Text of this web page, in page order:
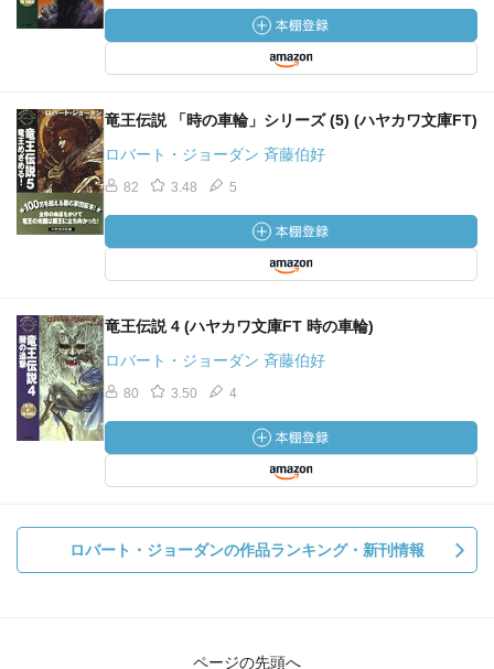
竜王伝説 「時の車輪」シリーズ (5) (ハヤカワ文庫FT)
ロバート・ジョーダン 斉藤伯好
82 3.48 5
竜王伝説 4 (ハヤカワ文庫FT 時の車輪)
ロバート・ジョーダン 斉藤伯好
80 3.50 4
ロバート・ジョーダンの作品ランキング・新刊情報
ページの先頭へ